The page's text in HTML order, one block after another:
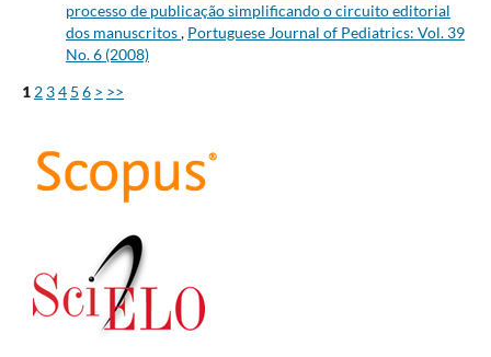
processo de publicação simplificando o circuito editorial
dos manuscritos, Portuguese Journal of Pediatrics: Vol. 39
No. 6 (2008)
1 2 34 5 6 > >>